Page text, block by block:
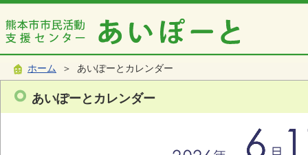
ホーム ＞ あいぽーとカレンダー
あいぽーとカレンダー